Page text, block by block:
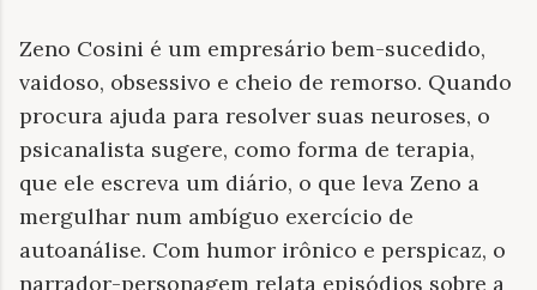
Zeno Cosini é um empresário bem-sucedido,
vaidoso, obsessivo e cheio de remorso. Quando
procura ajuda para resolver suas neuroses, o
psicanalista sugere, como forma de terapia,
que ele escreva um diário, o que leva Zeno a
mergulhar num ambíguo exer­cício de
autoanálise. Com humor irônico e perspicaz, o
narrador-personagem relata episódios sobre a